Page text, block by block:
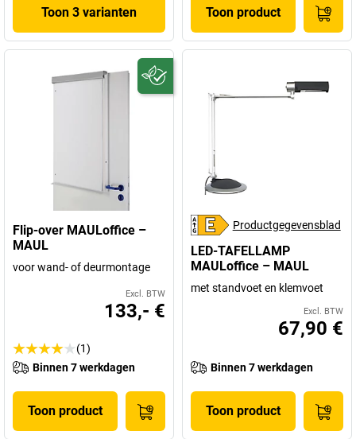
Toon 3 varianten Toon product
Flip-over MAULoffice –
MAUL
voor wand- of deurmontage
Excl. BTW
133,- €
(1)
Binnen 7 werkdagen
Toon product
Productgegevensblad
LED-TAFELLAMP
MAULoffice – MAUL
met standvoet en klemvoet
Excl. BTW
67,90 €
Binnen 7 werkdagen
Toon product